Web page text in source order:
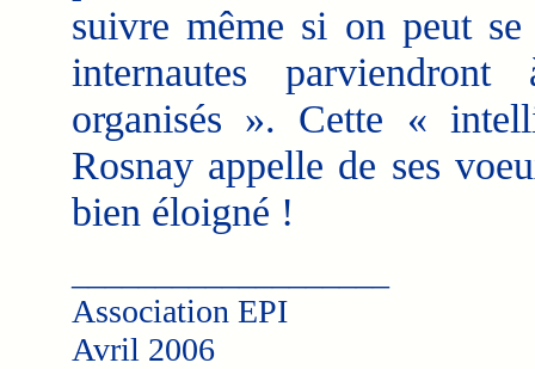
suivre même si on peut
internautes
organisés ». Cette «
Rosnay appelle de ses
bien éloigné !
Association EPI
Avril 2006